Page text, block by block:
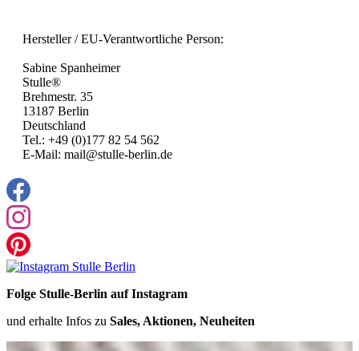
Hersteller / EU-Verantwortliche Person:
Sabine Spanheimer
Stulle®
Brehmestr. 35
13187 Berlin
Deutschland
Tel.: +49 (0)177 82 54 562
E-Mail: mail@stulle-berlin.de
Folge Stulle-Berlin auf Instagram
und erhalte Infos zu Sales, Aktionen, Neuheiten